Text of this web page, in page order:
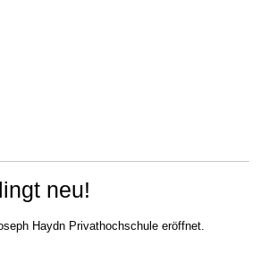
neu!
Haydn Privathochschule eröffnet.